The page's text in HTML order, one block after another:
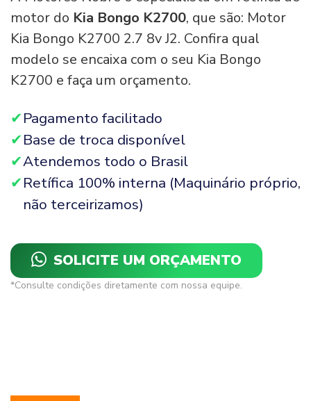
motor do Kia Bongo K2700, que são: Motor
Kia Bongo K2700 2.7 8v J2. Confira qual
modelo se encaixa com o seu Kia Bongo
K2700 e faça um orçamento.
Pagamento facilitado
Base de troca disponível
Atendemos todo o Brasil
Retífica 100% interna (Maquinário próprio,
não terceirizamos)
SOLICITE UM ORÇAMENTO
*Consulte condições diretamente com nossa equipe.